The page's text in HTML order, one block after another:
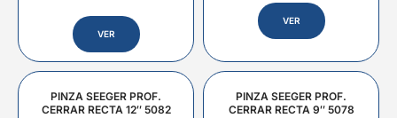
VER
VER
PINZA SEEGER PROF.
CERRAR RECTA 12″ 5082
PINZA SEEGER PROF.
CERRAR RECTA 9″ 5078